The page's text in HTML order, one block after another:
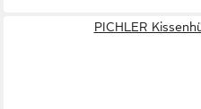
PICHLER